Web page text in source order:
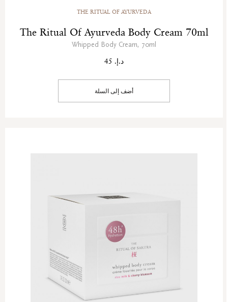
THE RITUAL OF AYURVEDA
The Ritual Of Ayurveda Body Cream 70ml
Whipped Body Cream, 70ml
د.إ. 45
أضف إلى السلة